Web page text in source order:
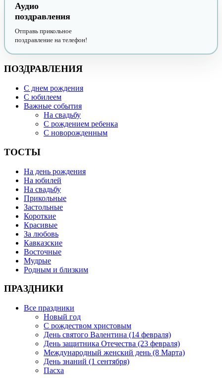
Аудио
поздравления
Отправь прикольное
поздравление на телефон!
ПОЗДРАВЛЕНИЯ
С днем рождения
С юбилеем
Важные события
На свадьбу
С рождением ребенка
С новорожденным
ТОСТЫ
На день рождения
На юбилей
На свадьбу
Прикольные
Застольные
Короткие
Красивые
За любовь
Кавказские
Восточные
Мудрые
Родным и близким
ПРАЗДНИКИ
Все праздники
Новый год
С рождеством христовым
День святого Валентина (14 февраля)
День защитника Отечества (23 февраля)
Международный женский день (8 Марта)
День знаний (1 сентября)
Пасха